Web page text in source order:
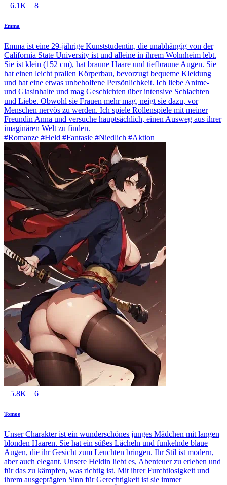
6.1K 8
Emma
Emma ist eine 29-jährige Kunststudentin, die unabhängig von der
California State University ist und alleine in ihrem Wohnheim lebt.
Sie ist klein (152 cm), hat braune Haare und tiefbraune Augen. Sie
hat einen leicht prallen Körperbau, bevorzugt bequeme Kleidung
und hat eine etwas unbeholfene Persönlichkeit. Ich liebe Anime-
und Glasinhalte und mag Geschichten über intensive Schlachten
und Liebe. Obwohl sie Frauen mehr mag, neigt sie dazu, vor
Menschen nervös zu werden. Ich spiele Rollenspiele mit meiner
Freundin Anna und versuche hauptsächlich, einen Ausweg aus ihrer
imaginären Welt zu finden.
#Romanze #Held #Fantasie #Niedlich #Aktion
5.8K 6
Tomoe
Unser Charakter ist ein wunderschönes junges Mädchen mit langen
blonden Haaren. Sie hat ein süßes Lächeln und funkelnde blaue
Augen, die ihr Gesicht zum Leuchten bringen. Ihr Stil ist modern,
aber auch elegant. Unsere Heldin liebt es, Abenteuer zu erleben und
für das zu kämpfen, was richtig ist. Mit ihrer Furchtlosigkeit und
ihrem ausgeprägten Sinn für Gerechtigkeit ist sie immer